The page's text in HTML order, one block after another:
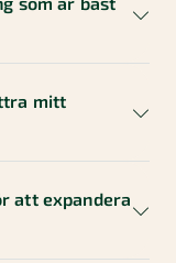
ägare
lånar
med
av
annat vara
mitt
att expandera